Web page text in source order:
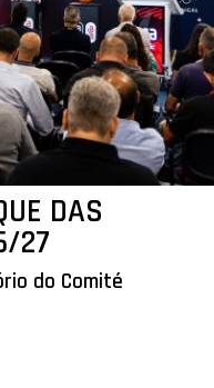
DAS
27
do Comité